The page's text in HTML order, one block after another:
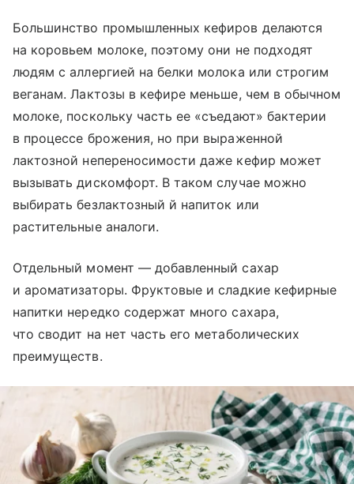
Большинство промышленных кефиров делаются
на коровьем молоке, поэтому они не подходят
людям с аллергией на белки молока или строгим
веганам. Лактозы в кефире меньше, чем в обычном
молоке, поскольку часть ее «съедают» бактерии
в процессе брожения, но при выраженной
лактозной непереносимости даже кефир может
вызывать дискомфорт. В таком случае можно
выбирать безлактозный й напиток или
растительные аналоги.
Отдельный момент — добавленный сахар
и ароматизаторы. Фруктовые и сладкие кефирные
напитки нередко содержат много сахара,
что сводит на нет часть его метаболических
преимуществ.